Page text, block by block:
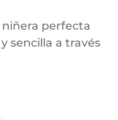
niñera perfecta
sencilla a través